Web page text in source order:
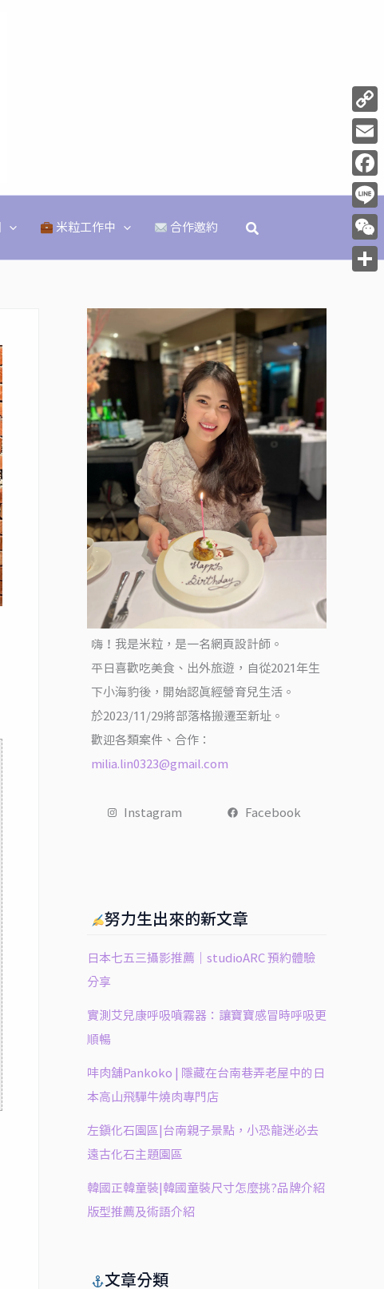
米粒工作中 合作邀約
搜
尋
嗨！我是米粒，是一名網頁設計師。
平日喜歡吃美食、出外旅遊，自從2021年生
下小海豹後，開始認真經營育兒生活。
於2023/11/29將部落格搬遷至新址。
歡迎各類案件、合作：
milia.lin0323@gmail.com
Instagram Facebook
努力生出來的新文章
日本七五三攝影推薦｜studioARC 預約體驗
分享
實測艾兒康呼吸噴霧器：讓寶寶感冒時呼吸更
順暢
㕩肉舖Pankoko | 隱藏在台南巷弄老屋中的日
本高山飛驒牛燒肉專門店
左鎮化石園區|台南親子景點，小恐龍迷必去
遠古化石主題園區
韓國正韓童裝|韓國童裝尺寸怎麼挑?品牌介紹
版型推薦及術語介紹
文章分類
Copy
Link
Email
Line